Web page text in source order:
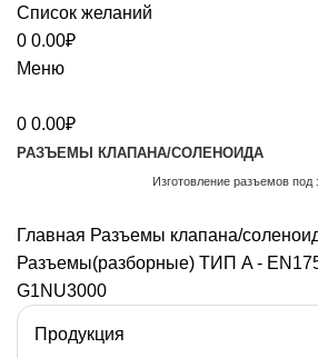
Список желаний
0 0.00₽
Меню
0 0.00₽
РАЗЪЕМЫ КЛАПАНА/СОЛЕНОИДА
Изготовление разъемов под
Главная Разъемы клапана/
Разъемы(разборные) ТИП A -
G1NU3000
Продукция